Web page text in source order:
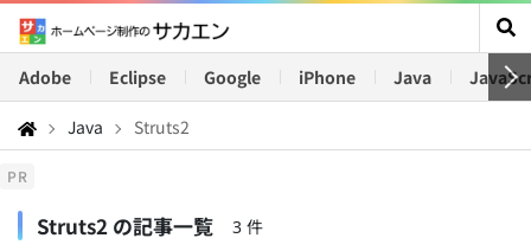
Adobe Eclipse Google iPhone Java
Java Struts2
PR
Struts2 の記事一覧 3 件